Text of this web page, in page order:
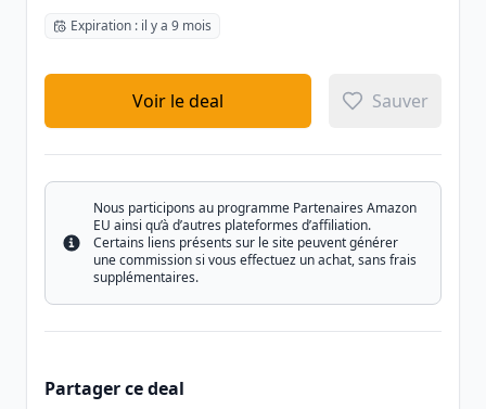
Expiration : il y a 9 mois
Voir le deal Sauver
Info
Nous participons au programme Partenaires Amazon
EU ainsi qu’à d’autres plateformes d’affiliation.
Certains liens présents sur le site peuvent générer
une commission si vous effectuez un achat, sans frais
supplémentaires.
Partager ce deal